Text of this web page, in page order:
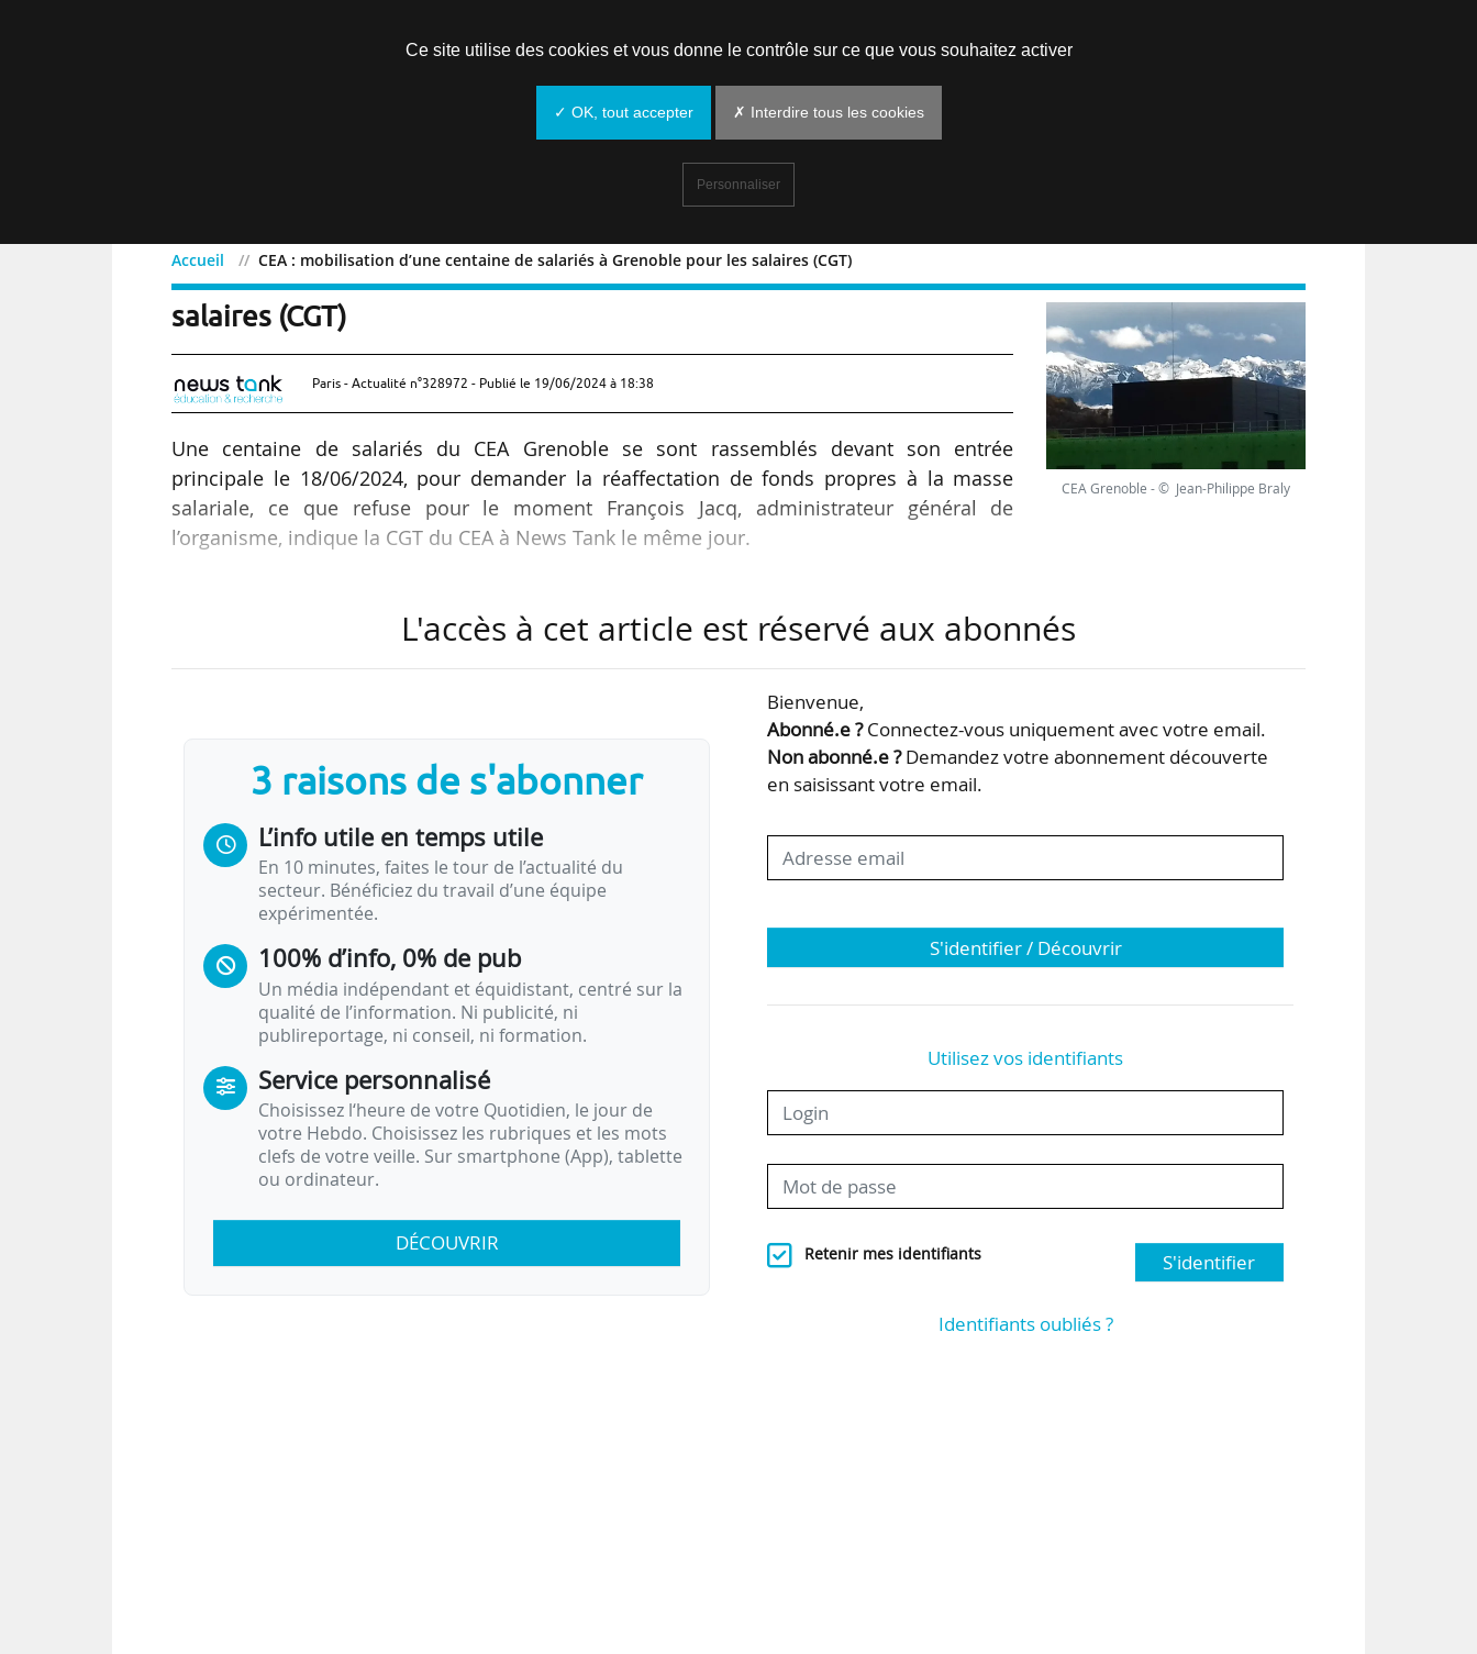
Accueil CEA : mobilisation d’une centaine de salariés à Grenoble pour les salaires (CGT)
CEA : mobilisation d’une centaine de salariés à Grenoble pour les
salaires (CGT)
Paris - Actualité n°328972 - Publié le 19/06/2024 à 18:38
Une centaine de salariés du CEA Grenoble se sont rassemblés devant son entrée
principale le 18/06/2024, pour demander la réaffectation de fonds propres à la masse
salariale, ce que refuse pour le moment François Jacq, administrateur général de
l’organisme, indique la CGT du CEA à News Tank le même jour.
26/03/2024, après le dépôt d’un préavis de grève déposé par des organisations syndicales
L’organisme avait déjà connu un conflit social de 2022, qui « n’a été traité que par
CEA Grenoble - © Jean-Philippe Braly
L'accès à cet article est réservé aux abonnés
3 raisons de s'abonner
L’info utile en temps utile
En 10 minutes, faites le tour de l’actualité du
secteur. Bénéficiez du travail d’une équipe
expérimentée.
100% d’info, 0% de pub
Un média indépendant et équidistant, centré sur la
qualité de l’information. Ni publicité, ni
publireportage, ni conseil, ni formation.
Service personnalisé
Choisissez l‘heure de votre Quotidien, le jour de
votre Hebdo. Choisissez les rubriques et les mots
clefs de votre veille. Sur smartphone (App), tablette
ou ordinateur.
DÉCOUVRIR
Bienvenue,
Abonné.e ?Connectez-vous uniquement avec votre email.
Non abonné.e ?Demandez votre abonnement découverte
en saisissant votre email.
S'identifier / Découvrir
Utilisez vos identifiants
Retenir mes identifiants S'identifier
Identifiants oubliés ?
Ce site utilise des cookies et vous donne le contrôle sur ce que vous souhaitez activer
✓ OK, tout accepter ✗ Interdire tous les cookies
Personnaliser